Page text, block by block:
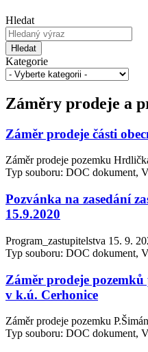
Hledat
Hledat
Kategorie
Záměry prodeje a
Záměr prodeje části
Záměr prodeje pozemku
Typ souboru: DOC dokument,
Pozvánka na zasedání
15.9.2020
Program_zastupitelstva 15. 9.
Typ souboru: DOC dokument,
Záměr prodeje pozemků
v k.ú. Cerhonice
Záměr prodeje pozemku
Typ souboru: DOC dokument,